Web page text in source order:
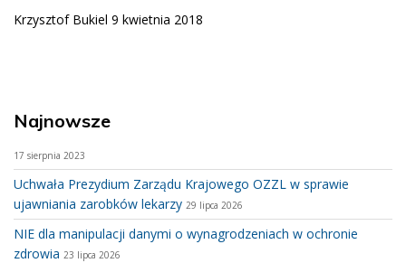
Krzysztof Bukiel 9 kwietnia 2018
Najnowsze
17 sierpnia 2023
Uchwała Prezydium Zarządu Krajowego OZZL w sprawie
ujawniania zarobków lekarzy 29 lipca 2026
NIE dla manipulacji danymi o wynagrodzeniach w ochronie
zdrowia 23 lipca 2026